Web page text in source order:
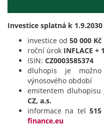
Investice splatná k 1.9.2030
investice od 50 000 Kč
roční úrok INFLACE +
ISIN: CZ0003585374
dluhopis je
výnosového období
emitentem dluhopisu
CZ, a.s.
informace na tel
finance.eu